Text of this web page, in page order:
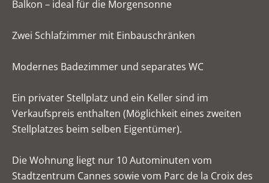
Balkon – ideal für die Morgensonne
Zwei Schlafzimmer mit Einbauschränken
Modernes Badezimmer und separates WC
Ein privater Stellplatz und ein Keller sind im
Verkaufspreis enthalten (Möglichkeit eines zweiten
Stellplatzes beim selben Eigentümer).
Die Wohnung liegt nur 10 Autominuten vom
Stadtzentrum Cannes sowie vom Parc de la Croix des